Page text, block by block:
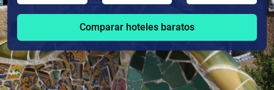
Comparar hoteles baratos